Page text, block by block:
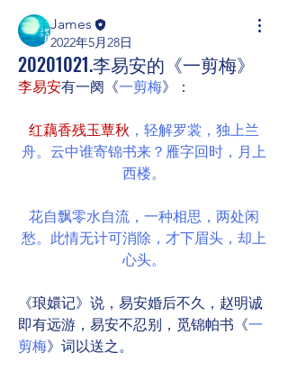
James
2022年5月28日
20201021.李易安的《一剪梅》
李易安有一阕《一剪梅》：
红藕香残玉蕈秋 ，轻解罗裳，独上兰
舟。云中谁寄锦书来？雁字回时，月上
西楼。
花自飘零水自流，一种相思，两处闲
愁。此情无计可消除，才下眉头，却上
心头。
《琅嬛记》说，易安婚后不久，赵明诚
即有远游，易安不忍别，觅锦帕书《一
剪梅》词以送之。